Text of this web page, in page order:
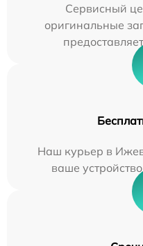
Сервисный
оригинальные
Наш курьер в
ваше